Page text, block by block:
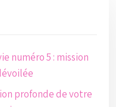
numéro 5 : mission
profonde de votre